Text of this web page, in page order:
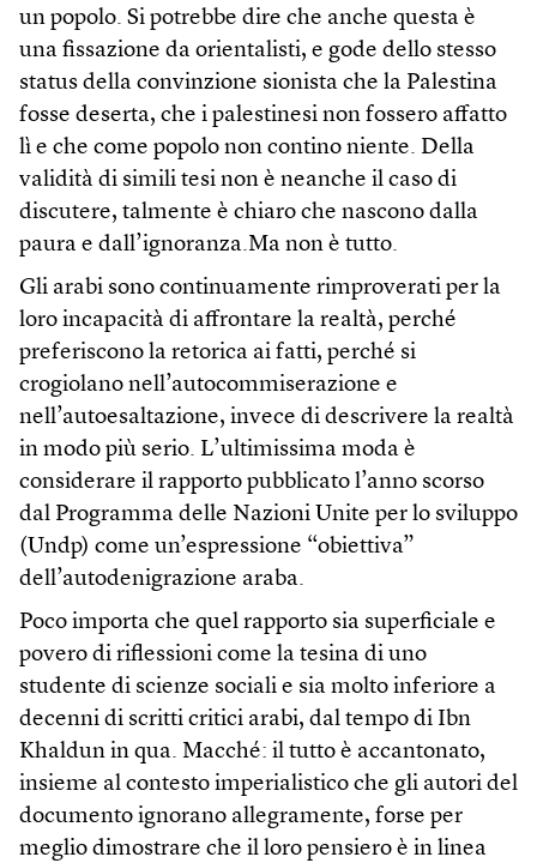
un popolo. Si potrebbe dire che anche questa è
una fissazione da orientalisti, e gode dello stesso
status della convinzione sionista che la Palestina
fosse deserta, che i palestinesi non fossero affatto
lì e che come popolo non contino niente. Della
validità di simili tesi non è neanche il caso di
discutere, talmente è chiaro che nascono dalla
paura e dall’ignoranza.Ma non è tutto.
Gli arabi sono continuamente rimproverati per la
loro incapacità di affrontare la realtà, perché
preferiscono la retorica ai fatti, perché si
crogiolano nell’autocommiserazione e
nell’autoesaltazione, invece di descrivere la realtà
in modo più serio. L’ultimissima moda è
considerare il rapporto pubblicato l’anno scorso
dal Programma delle Nazioni Unite per lo sviluppo
(Undp) come un’espressione “obiettiva”
dell’autodenigrazione araba.
Poco importa che quel rapporto sia superficiale e
povero di riflessioni come la tesina di uno
studente di scienze sociali e sia molto inferiore a
decenni di scritti critici arabi, dal tempo di Ibn
Khaldun in qua. Macché: il tutto è accantonato,
insieme al contesto imperialistico che gli autori del
documento ignorano allegramente, forse per
meglio dimostrare che il loro pensiero è in linea